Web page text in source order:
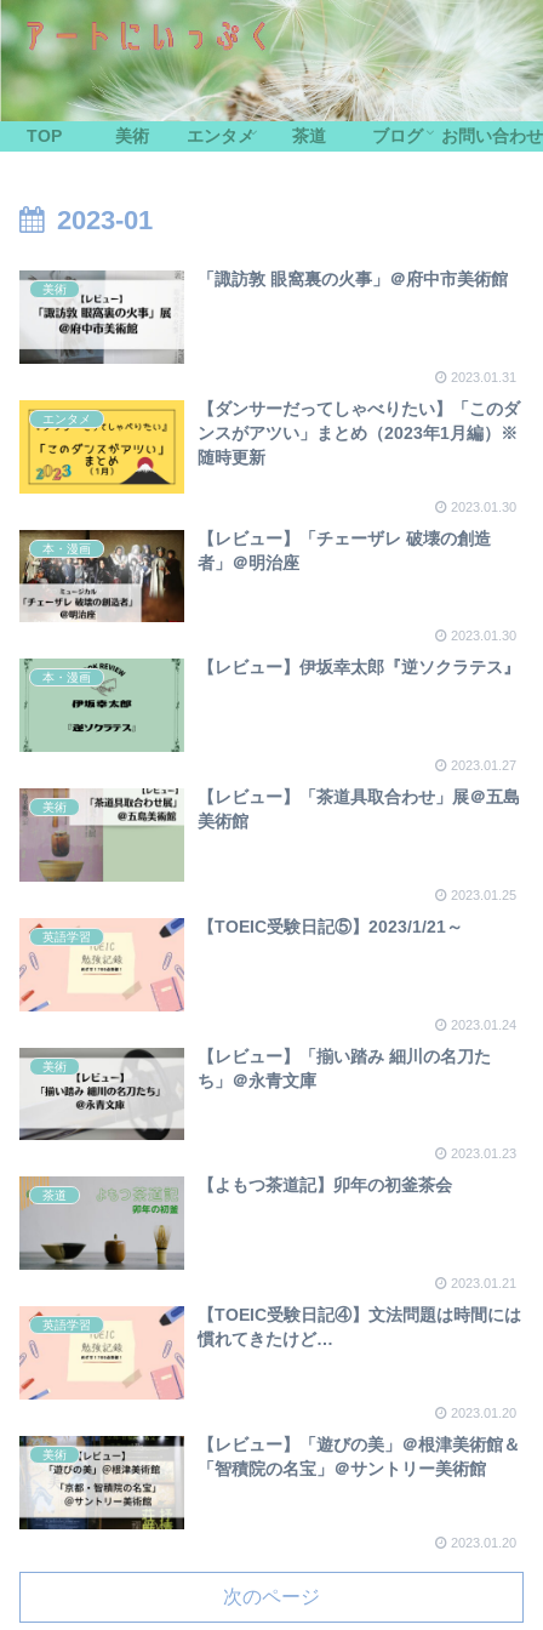
TOP 美術 エンタメ 茶道 ブログ お問い合わせ
2023-01
美術
「諏訪敦 眼窩裏の火事」＠府中市美術館
2023.01.31
エンタメ
【ダンサーだってしゃべりたい】「このダ
ンスがアツい」まとめ（2023年1月編）※
随時更新
2023.01.30
本・漫画
【レビュー】「チェーザレ 破壊の創造
者」＠明治座
2023.01.30
本・漫画
【レビュー】伊坂幸太郎『逆ソクラテス』
2023.01.27
美術
【レビュー】「茶道具取合わせ」展＠五島
美術館
2023.01.25
英語学習
【TOEIC受験日記⑤】2023/1/21～
2023.01.24
美術
【レビュー】「揃い踏み 細川の名刀た
ち」＠永青文庫
2023.01.23
茶道
【よもつ茶道記】卯年の初釜茶会
2023.01.21
英語学習
【TOEIC受験日記④】文法問題は時間には
慣れてきたけど…
2023.01.20
美術
【レビュー】「遊びの美」＠根津美術館＆
「智積院の名宝」＠サントリー美術館
2023.01.20
次のページ